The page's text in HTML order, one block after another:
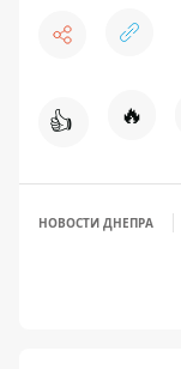
👍 🔥
НОВОСТИ ДНЕПРА